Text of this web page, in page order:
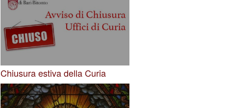
Chiusura estiva della Curia